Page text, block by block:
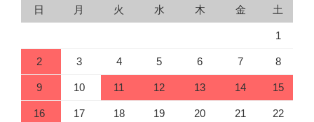
日 月 火 水 木 金 土
1
2 3 4 5 6 7 8
9 10 11 12 13 14 15
16 17 18 19 20 21 22